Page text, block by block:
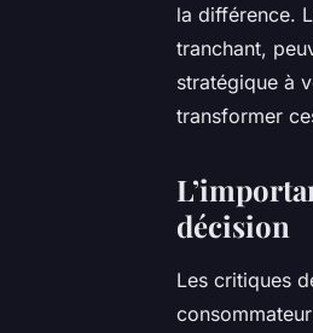
la différence.
tranchant,
stratégique à
transformer
décision
Les critiques